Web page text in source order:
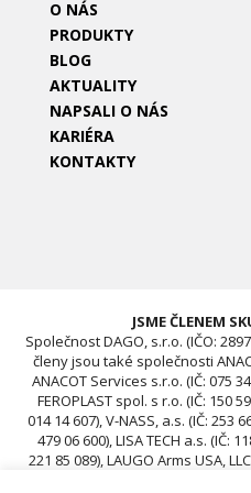
O NÁS
PRODUKTY
BLOG
AKTUALITY
NAPSALI O NÁS
KARIÉRA
KONTAKTY
JSME ČLENEM
Společnost DAGO, s.r.o. (IČO:
členy jsou také společnosti
ANACOT Services s.r.o. (IČ: 075
FEROPLAST spol. s r.o. (IČ: 150
014 14 607), V-NASS, a.s. (IČ: 253
479 06 600), LISA TECH a.s. (IČ:
221 85 089), LAUGO Arms USA,